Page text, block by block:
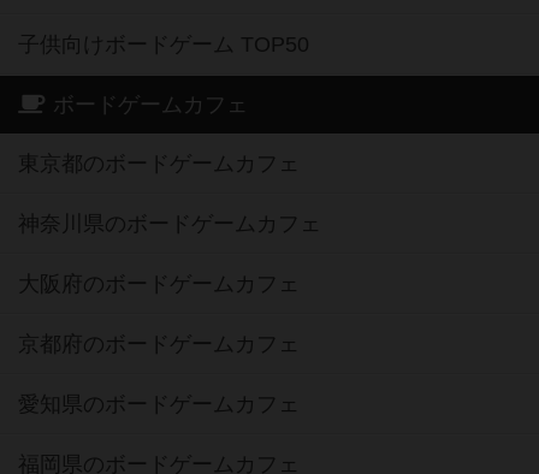
子供向けボードゲーム TOP50
ボードゲームカフェ
東京都のボードゲームカフェ
神奈川県のボードゲームカフェ
大阪府のボードゲームカフェ
京都府のボードゲームカフェ
愛知県のボードゲームカフェ
福岡県のボードゲームカフェ